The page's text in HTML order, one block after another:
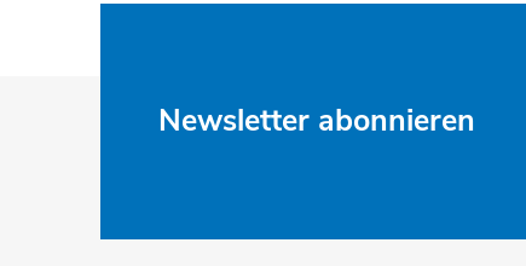
Newsletter abonnieren